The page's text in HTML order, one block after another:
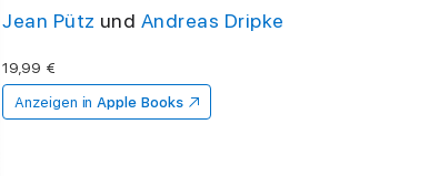
Jean Pütz und Andreas Dripke
19,99 €
Anzeigen in Apple Books